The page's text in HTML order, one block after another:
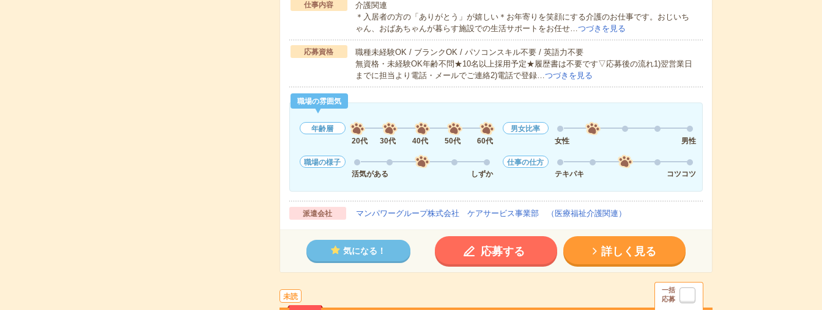
仕事内容
介護関連
＊入居者の方の「ありがとう」が嬉しい＊お年寄りを笑顔にする介護のお仕事です。おじいち
ゃん、おばあちゃんが暮らす施設での生活サポートをお任せ…つづきを見る
応募資格
職種未経験OK / ブランクOK / パソコンスキル不要 / 英語力不要
無資格・未経験OK年齢不問★10名以上採用予定★履歴書は不要です▽応募後の流れ1)翌営業日
までに担当より電話・メールでご連絡2)電話で登録…つづきを見る
職場の雰囲気
年齢層
20代
30代 40代 50代 60代
男女比率
女性
男性
職場の様子
活気がある
しずか
仕事の仕方
テキパキ
コツコツ
派遣会社 マンパワーグループ株式会社 ケアサービス事業部 （医療福祉介護関連）
気になる！ 応募する 詳しく見る
未読
一括
応募